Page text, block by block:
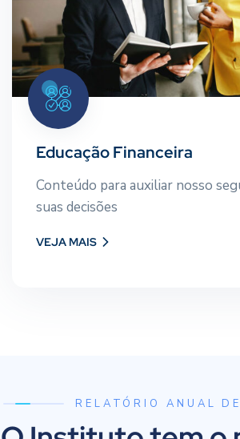
Educação Financeira
Conteúdo para auxiliar nosso
suas decisões
VEJA MAIS
Educação
Conteúdo para auxiliar nosso
RELATÓRIO ANUAL